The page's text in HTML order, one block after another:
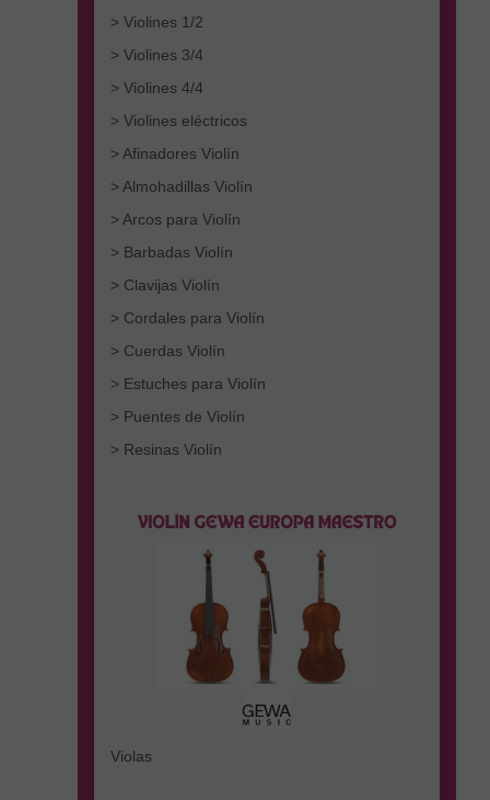
> Violines 1/2
> Violines 3/4
> Violines 4/4
> Violines eléctricos
> Afinadores Violín
> Almohadillas Violín
> Arcos para Violín
> Barbadas Violín
> Clavijas Violín
> Cordales para Violín
> Cuerdas Violín
> Estuches para Violín
> Puentes de Violín
> Resinas Violín
Violas